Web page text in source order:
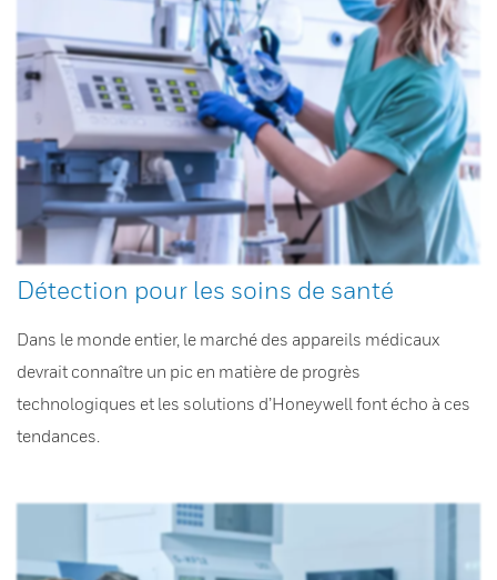
Détection pour les soins de santé
Dans le monde entier, le marché des appareils médicaux
devrait connaître un pic en matière de progrès
technologiques et les solutions d’Honeywell font écho à ces
tendances.